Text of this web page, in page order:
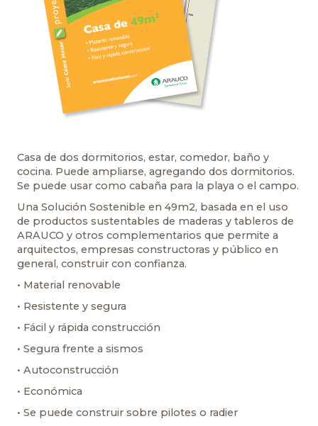
Casa de dos dormitorios, estar, comedor, baño y
cocina. Puede ampliarse, agregando dos dormitorios.
Se puede usar como cabaña para la playa o el campo.
Una Solución Sostenible en 49m2, basada en el uso
de productos sustentables de maderas y tableros de
ARAUCO y otros complementarios que permite a
arquitectos, empresas constructoras y público en
general, construir con confianza.
• Material renovable
• Resistente y segura
• Fácil y rápida construcción
• Segura frente a sismos
• Autoconstrucción
• Económica
• Se puede construir sobre pilotes o radier